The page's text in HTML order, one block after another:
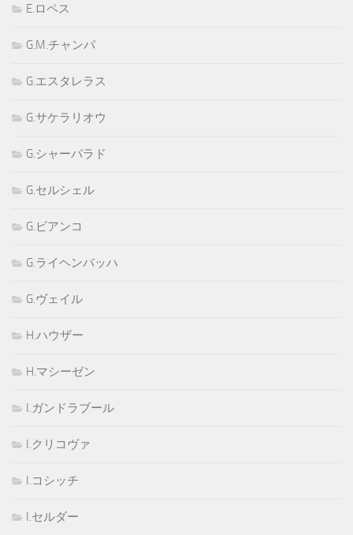
E.ロペス
G.M.チャンパ
G.エスタレラス
G.サケラリオウ
G.シャーパラド
G.セルシェル
G.ビアンコ
G.ライヘンバッハ
G.ヴェイル
H.ハウザー
H.マシーゼン
I.ガンドラブール
I.クリコヴァ
I.コシッチ
I.セルダー